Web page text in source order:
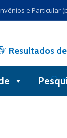
e Particular
Resultados